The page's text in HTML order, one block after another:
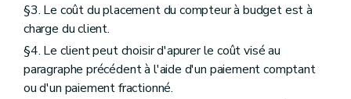
§3. Le coût du placement du compteur à budget est à
charge du client.
§4. Le client peut choisir d'apurer le coût visé au
paragraphe précédent à l'aide d'un paiement comptant
ou d'un paiement fractionné.